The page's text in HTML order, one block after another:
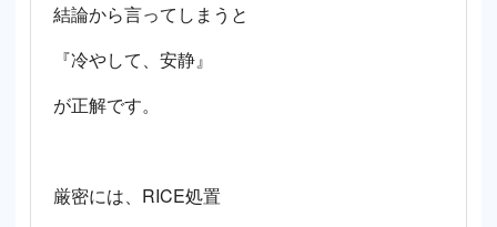
結論から言ってしまうと
『冷やして、安静』
が正解です。
厳密には、RICE処置